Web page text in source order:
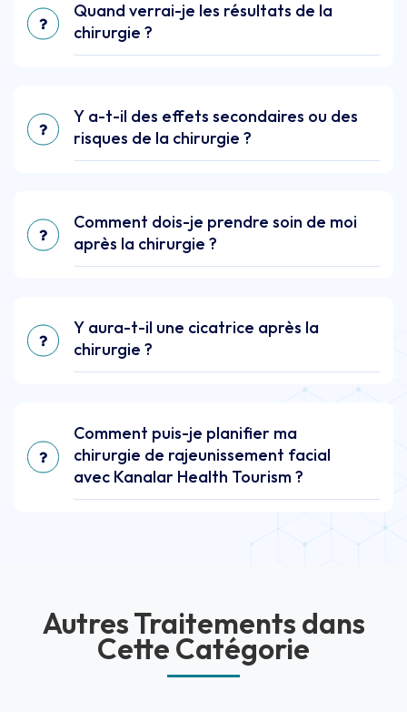
Quand verrai-je les résultats de la
chirurgie ?
Y a-t-il des effets secondaires ou des
risques de la chirurgie ?
Comment dois-je prendre soin de moi
après la chirurgie ?
Y aura-t-il une cicatrice après la
chirurgie ?
Comment puis-je planifier ma
chirurgie de rajeunissement facial
avec Kanalar Health Tourism ?
Autres Traitements dans
Cette Catégorie